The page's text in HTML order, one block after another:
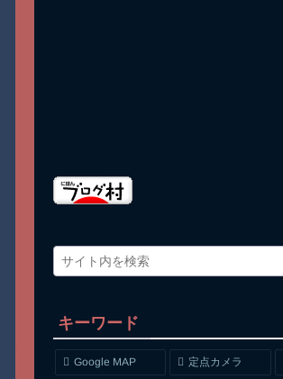
キーワード
Google MAP 定点カメラ